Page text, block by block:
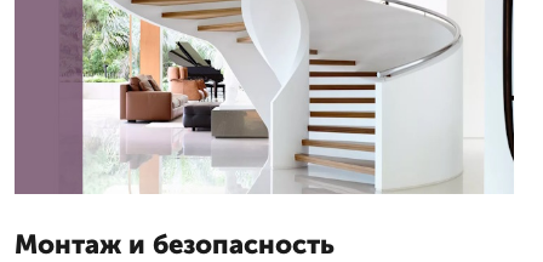
Монтаж и безопасность